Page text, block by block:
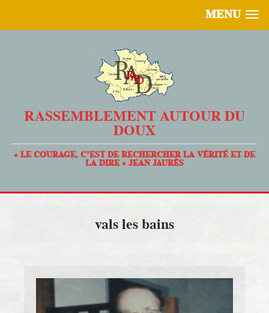
MENU
RASSEMBLEMENT AUTOUR DU
DOUX
« LE COURAGE, C’EST DE RECHERCHER LA VÉRITÉ ET DE
LA DIRE » JEAN JAURÈS
vals les bains